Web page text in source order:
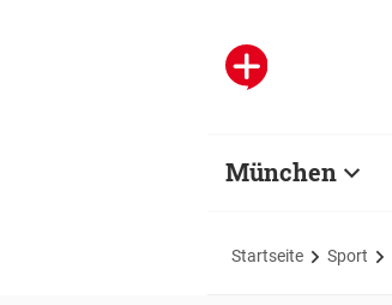
München
Startseite Sport